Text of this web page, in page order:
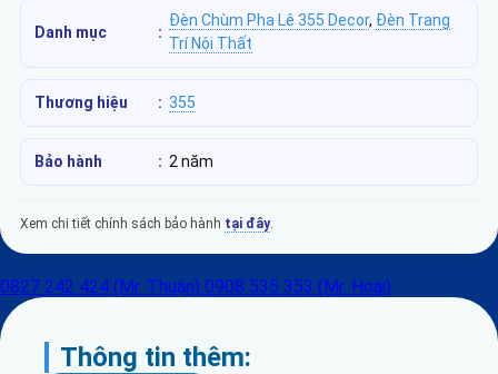
Danh mục :
Đèn Chùm Pha Lê 355 Decor, Đèn Trang
Trí Nội Thất
Thương hiệu : 355
Bảo hành : 2 năm
Xem chi tiết chính sách bảo hành tại đây.
0827 242 424 (Mr. Thuận) 0908 535 353 (Mr. Hoài)
Thông tin thêm: